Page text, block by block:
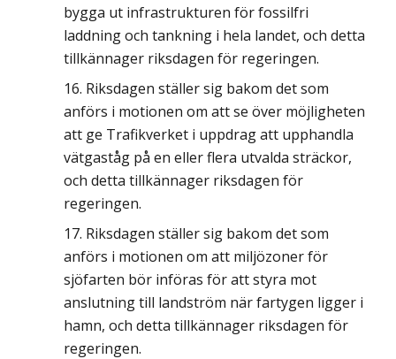
bygga ut infrastrukturen för fossilfri
laddning och tankning i hela landet, och detta
tillkännager riksdagen för regeringen.
Riksdagen ställer sig bakom det som
anförs i motionen om att se över möjligheten
att ge Trafikverket i uppdrag att upphandla
vätgaståg på en eller flera utvalda sträckor,
och detta tillkännager riksdagen för
regeringen.
Riksdagen ställer sig bakom det som
anförs i motionen om att miljözoner för
sjöfarten bör införas för att styra mot
anslutning till landström när fartygen ligger i
hamn, och detta tillkännager riksdagen för
regeringen.